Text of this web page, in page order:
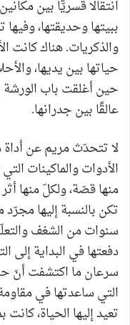
انتقالًا قسريًّا بين
ببيتها وحديقتها،
والذكريات. هناك كانت
حياتها بين يديها،
حين أغلقت باب
عالقًا بين جدرانها.
لا تتحدّث مريم عن
الأدوات والماكينات
منها قصّة، ولكلّ منها
تكن بالنسبة إليها
سنوات من الشغف
دفعتها في البداية إلى
سرعان ما اكتشفت أنّ
التي ساعدتها في
تعيد إليها الحياة،